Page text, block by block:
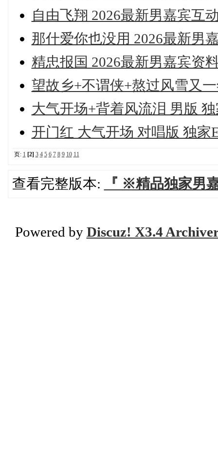
自由飞翔 2026最新男嘉宾互
那什爱你也没用 2026最新男
精忠报国 2026最新男嘉宾资
望故乡+不谓侠+熬过风雪又
大气开场+背着风流泪 男版
开门红 大气开场 对唱版 独家
页: 1 [2] 3 4 5 6 7 8 9 10 11
查看完整版本: 『 ※精品独家男
Powered by Discuz! X3.4